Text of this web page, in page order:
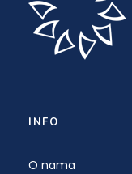
INFO
O nama